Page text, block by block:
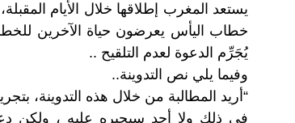
يستعد المغرب إطلاقها خلال الأيام
خطاب اليأس يعرضون حياة الآخرين
يُجَرِّم الدعوة لعدم التلقيح ..
وفيما يلي نص التدوينة..
“أريد المطالبة من خلال هذه التدوينة،
في ذلك ولا أحد سيجبره عليه ، ولكن